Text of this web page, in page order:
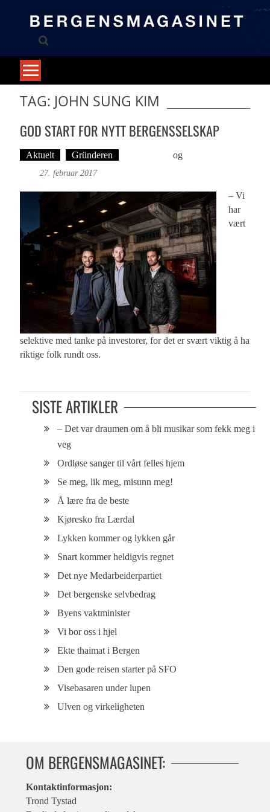
TAG: JOHN SUNG KIM
GOD START FOR NYTT BERGENSSELSKAP
Aktuelt Gründeren og
27. februar 2017
– Vi
har
vært
selektive med tanke på investorer, for det er svært viktig å ha
riktige folk rundt oss.
SISTE ARTIKLER
– Det var draumen om å bli musikar som fekk meg i
veg
Ordløse sanger til vårt felles hjem
Se meg, lik meg, misunn meg!
Å lære fra de beste
Kjøresko fra Lærdal
Lykken kommer og lykken går
Snart kommer heldigvis regnet
Det nye Medarbeiderpartiet
Det bergenske selvbedrag
Byens vaktminister
Vi bor oss i hjel
Ekte thaimat i Bergen
Den gode reisen starter på SFO
Visebasaren under lupen
Ulven og virkeligheten
OM BERGENSMAGASINET:
Kontaktinformasjon:
Trond Tystad